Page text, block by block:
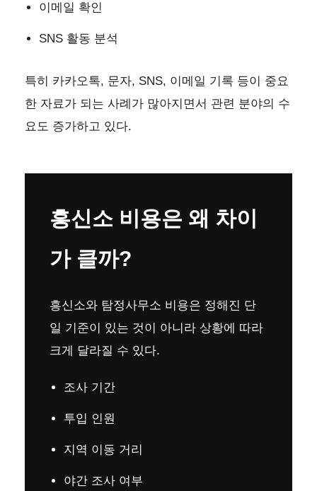
이메일 확인
SNS 활동 분석
특히 카카오톡, 문자, SNS, 이메일 기록 등이 중요
한 자료가 되는 사례가 많아지면서 관련 분야의 수
요도 증가하고 있다.
흥신소 비용은 왜 차이
가 클까?
흥신소와 탐정사무소 비용은 정해진 단
일 기준이 있는 것이 아니라 상황에 따라
크게 달라질 수 있다.
조사 기간
투입 인원
지역 이동 거리
야간 조사 여부